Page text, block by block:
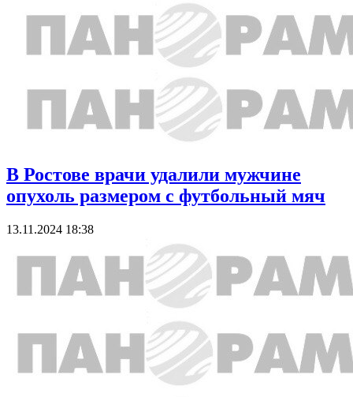
В Ростове врачи удалили мужчине
опухоль размером с футбольный мяч
13.11.2024 18:38